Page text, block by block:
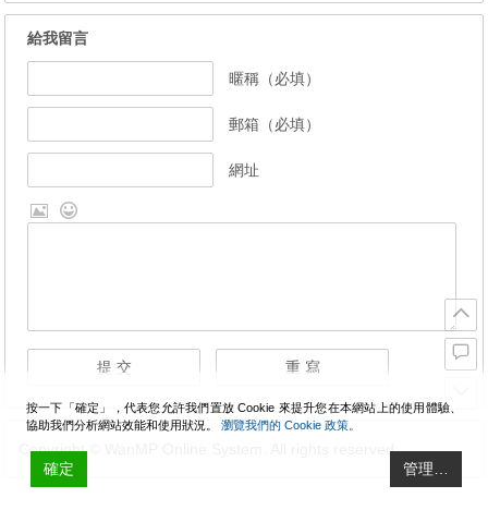
給我留言
暱稱（必填）
郵箱（必填）
網址
Copyright © WanMP Online System. All rights reserved.
按一下「確定」，代表您允許我們置放 Cookie 來提升您在本網站上的使用體驗、
協助我們分析網站效能和使用狀況。 瀏覽我們的 Cookie 政策。
確定 管理…